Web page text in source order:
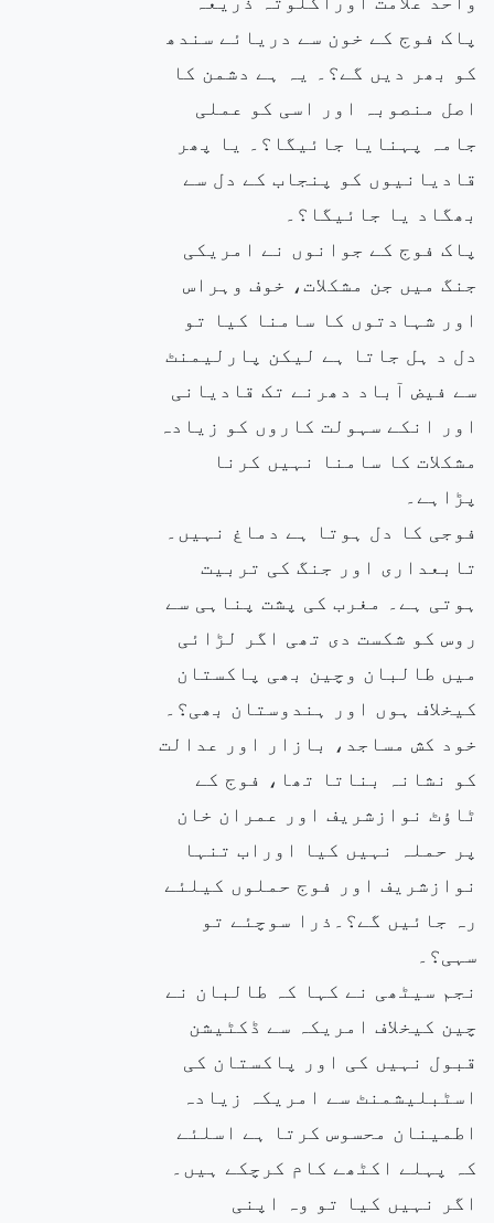
پاک فوج کے خون سے دریائے سندھ
کو بھر دیں گے؟۔ یہ ہے دشمن کا
اصل منصوبہ اور اسی کو عملی
جامہ پہنایا جائیگا؟۔ یا پھر
قادیانیوں کو پنجاب کے دل سے
بھگاد یا جائیگا؟۔
پاک فوج کے جوانوں نے امریکی
جنگ میں جن مشکلات، خوف وہراس
اور شہادتوں کا سامنا کیا تو
دل د ہل جاتا ہے لیکن پارلیمنٹ
سے فیض آباد دھرنے تک قادیانی
اور انکے سہولت کاروں کو زیادہ
مشکلات کا سامنا نہیں کرنا
پڑاہے۔
فوجی کا دل ہوتا ہے دماغ نہیں۔
تابعداری اور جنگ کی تربیت
ہوتی ہے۔ مغرب کی پشت پناہی سے
روس کو شکست دی تھی اگر لڑائی
میں طالبان وچین بھی پاکستان
کیخلاف ہوں اور ہندوستان بھی؟۔
خود کش مساجد، بازار اور عدالت
کو نشانہ بناتا تھا، فوج کے
ٹاؤٹ نوازشریف اور عمران خان
پر حملہ نہیں کیا اوراب تنہا
نوازشریف اور فوج حملوں کیلئے
رہ جائیں گے؟۔ذرا سوچئے تو
سہی؟۔
نجم سیٹھی نے کہا کہ طالبان نے
چین کیخلاف امریکہ سے ڈکٹیشن
قبول نہیں کی اور پاکستان کی
اسٹبلیشمنٹ سے امریکہ زیادہ
اطمینان محسوس کرتا ہے اسلئے
کہ پہلے اکٹھے کام کرچکے ہیں۔
اگر نہیں کیا تو وہ اپنی